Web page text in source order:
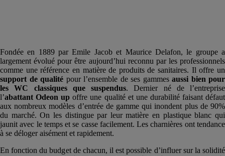
Fondée en 1889 par Emile Jacob et Maurice Delafon, le groupe a
largement évolué pour être aujourd’hui reconnu par les professionnels
comme une référence en matière de produits de sanitaires. Il offre un
support de qualité pour l’ensemble de ses gammesaussi bien pour
les WC classiques que suspendus. Dernier né de l’entreprise
l’abattant Odeon up offre une qualité et une durabilité faisant défaut
aux nombreux modèles d’entrée de gamme qui inondent plus de 90%
du marché. On les distingue par leur matière en plastique blanc qui
jaunit avec le temps et se casse facilement. Les charnières ont tendance
à se déloger aisément et rapidement.
En fonction du budget de chacun, il est possible d’influer sur la solidité